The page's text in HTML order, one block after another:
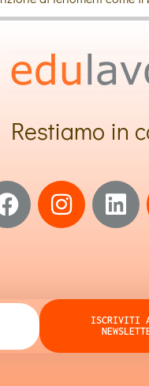
Restiamo in
ISCRIVITI